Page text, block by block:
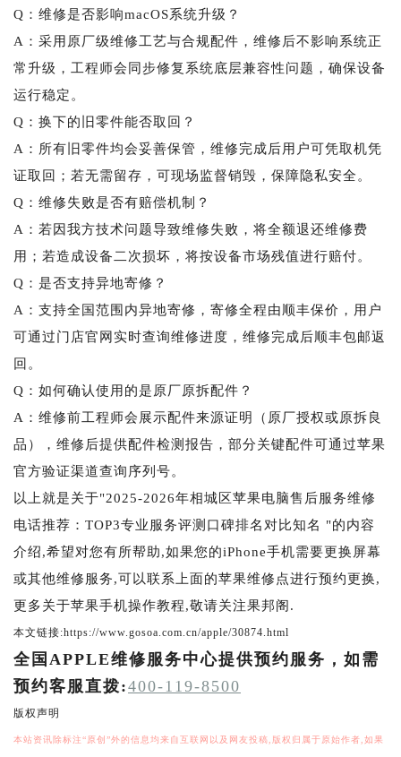
Q：维修是否影响macOS系统升级？
A：采用原厂级维修工艺与合规配件，维修后不影响系统正
常升级，工程师会同步修复系统底层兼容性问题，确保设备
运行稳定。
Q：换下的旧零件能否取回？
A：所有旧零件均会妥善保管，维修完成后用户可凭取机凭
证取回；若无需留存，可现场监督销毁，保障隐私安全。
Q：维修失败是否有赔偿机制？
A：若因我方技术问题导致维修失败，将全额退还维修费
用；若造成设备二次损坏，将按设备市场残值进行赔付。
Q：是否支持异地寄修？
A：支持全国范围内异地寄修，寄修全程由顺丰保价，用户
可通过门店官网实时查询维修进度，维修完成后顺丰包邮返
回。
Q：如何确认使用的是原厂原拆配件？
A：维修前工程师会展示配件来源证明（原厂授权或原拆良
品），维修后提供配件检测报告，部分关键配件可通过苹果
官方验证渠道查询序列号。
以上就是关于"2025-2026年相城区苹果电脑售后服务维修
电话推荐：TOP3专业服务评测口碑排名对比知名 "的内容
介绍,希望对您有所帮助,如果您的iPhone手机需要更换屏幕
或其他维修服务,可以联系上面的苹果维修点进行预约更换,
更多关于苹果手机操作教程,敬请关注果邦阁.
本文链接:https://www.gosoa.com.cn/apple/30874.html
全国APPLE维修服务中心提供预约服务，如需
预约客服直拨:400-119-8500
版权声明
本站资讯除标注“原创”外的信息均来自互联网以及网友投稿,版权归属于原始作者,如果